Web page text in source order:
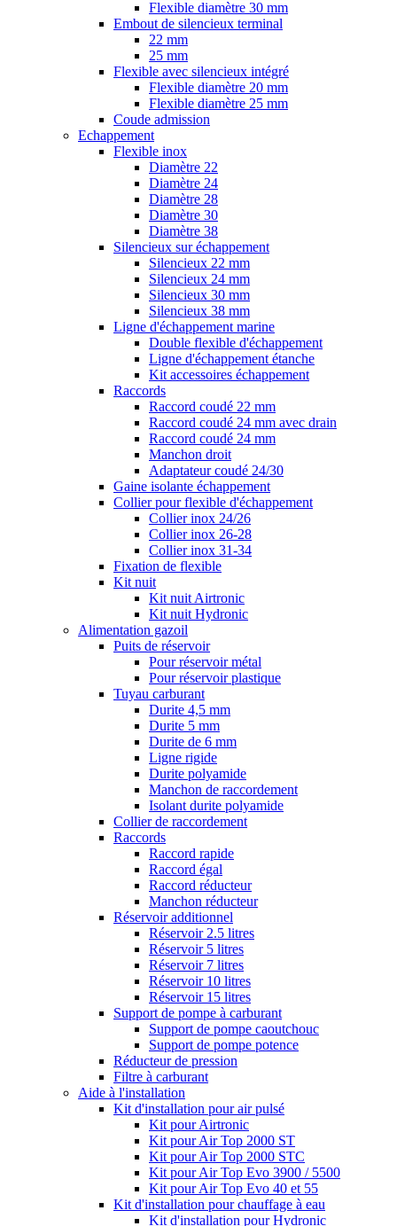
Flexible diamètre 30 mm
Embout de silencieux terminal
22 mm
25 mm
Flexible avec silencieux intégré
Flexible diamètre 20 mm
Flexible diamètre 25 mm
Coude admission
Echappement
Flexible inox
Diamètre 22
Diamètre 24
Diamètre 28
Diamètre 30
Diamètre 38
Silencieux sur échappement
Silencieux 22 mm
Silencieux 24 mm
Silencieux 30 mm
Silencieux 38 mm
Ligne d'échappement marine
Double flexible d'échappement
Ligne d'échappement étanche
Kit accessoires échappement
Raccords
Raccord coudé 22 mm
Raccord coudé 24 mm avec drain
Raccord coudé 24 mm
Manchon droit
Adaptateur coudé 24/30
Gaine isolante échappement
Collier pour flexible d'échappement
Collier inox 24/26
Collier inox 26-28
Collier inox 31-34
Fixation de flexible
Kit nuit
Kit nuit Airtronic
Kit nuit Hydronic
Alimentation gazoil
Puits de réservoir
Pour réservoir métal
Pour réservoir plastique
Tuyau carburant
Durite 4,5 mm
Durite 5 mm
Durite de 6 mm
Ligne rigide
Durite polyamide
Manchon de raccordement
Isolant durite polyamide
Collier de raccordement
Raccords
Raccord rapide
Raccord égal
Raccord réducteur
Manchon réducteur
Réservoir additionnel
Réservoir 2.5 litres
Réservoir 5 litres
Réservoir 7 litres
Réservoir 10 litres
Réservoir 15 litres
Support de pompe à carburant
Support de pompe caoutchouc
Support de pompe potence
Réducteur de pression
Filtre à carburant
Aide à l'installation
Kit d'installation pour air pulsé
Kit pour Airtronic
Kit pour Air Top 2000 ST
Kit pour Air Top 2000 STC
Kit pour Air Top Evo 3900 / 5500
Kit pour Air Top Evo 40 et 55
Kit d'installation pour chauffage à eau
Kit d'installation pour Hydronic